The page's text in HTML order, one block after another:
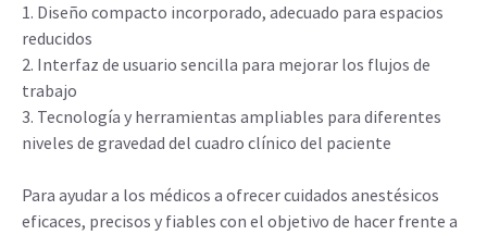
1. Diseño compacto incorporado, adecuado para espacios
reducidos
2. Interfaz de usuario sencilla para mejorar los flujos de
trabajo
3. Tecnología y herramientas ampliables para diferentes
niveles de gravedad del cuadro clínico del paciente
Para ayudar a los médicos a ofrecer cuidados anestésicos
eficaces, precisos y fiables con el objetivo de hacer frente a